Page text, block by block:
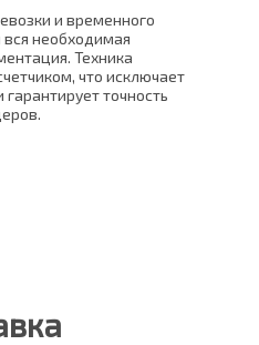
и временного
вся необходимая
Техника
что исключает
точность